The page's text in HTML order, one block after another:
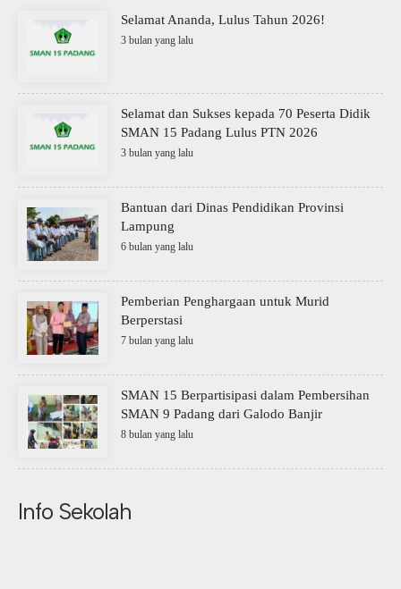
Selamat Ananda, Lulus Tahun 2026!
3 bulan yang lalu
Selamat dan Sukses kepada 70 Peserta Didik
SMAN 15 Padang Lulus PTN 2026
3 bulan yang lalu
Bantuan dari Dinas Pendidikan Provinsi
Lampung
6 bulan yang lalu
Pemberian Penghargaan untuk Murid
Berperstasi
7 bulan yang lalu
SMAN 15 Berpartisipasi dalam Pembersihan
SMAN 9 Padang dari Galodo Banjir
8 bulan yang lalu
Info Sekolah